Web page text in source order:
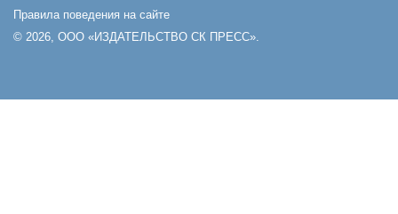
Правила поведения на сайте
© 2026, ООО «ИЗДАТЕЛЬСТВО СК ПРЕСС».